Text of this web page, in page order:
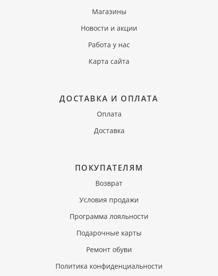
Магазины
Новости и акции
Работа у нас
Карта сайта
ДОСТАВКА И ОПЛАТА
Оплата
Доставка
ПОКУПАТЕЛЯМ
Возврат
Условия продажи
Программа лояльности
Подарочные карты
Ремонт обуви
Политика конфиденциальности